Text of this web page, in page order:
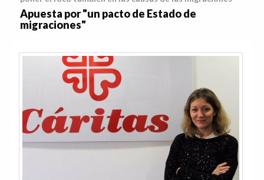
Apuesta por "un pacto de Estado de
migraciones"